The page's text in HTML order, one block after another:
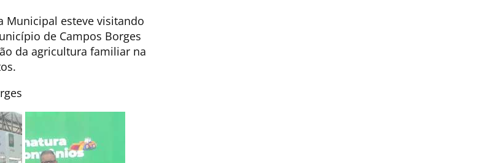
Municipal esteve visitando
de Campos Borges
da agricultura familiar na